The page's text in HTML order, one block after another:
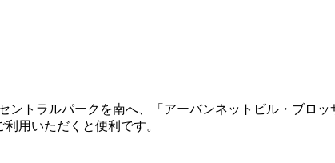
ントラルパークを南へ、「アーバンネットビル・ブロ
用いただくと便利です。